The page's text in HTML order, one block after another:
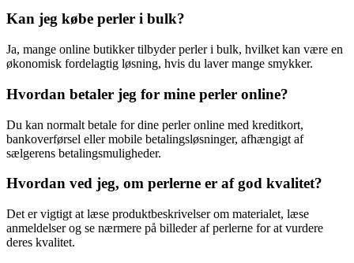
Kan jeg købe perler i bulk?
Ja, mange online butikker tilbyder perler i bulk, hvilket kan være en
økonomisk fordelagtig løsning, hvis du laver mange smykker.
Hvordan betaler jeg for mine perler online?
Du kan normalt betale for dine perler online med kreditkort,
bankoverførsel eller mobile betalingsløsninger, afhængigt af
sælgerens betalingsmuligheder.
Hvordan ved jeg, om perlerne er af god kvalitet?
Det er vigtigt at læse produktbeskrivelser om materialet, læse
anmeldelser og se nærmere på billeder af perlerne for at vurdere
deres kvalitet.